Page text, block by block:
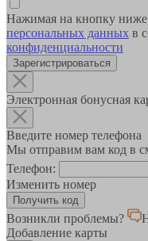
Нажимая на кнопку
персональных данных в
конфиденциальности
Зарегистрироваться
Электронная бонусная
Введите номер телефона
Мы отправим вам код в
Телефон:
Изменить номер
Возникли проблемы?
Добавление карты